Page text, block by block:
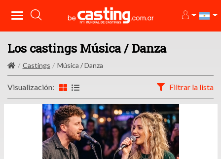
Los castings Música / Danza
Castings Música / Danza
Visualización: Filtrar la lista